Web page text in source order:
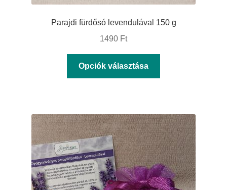
Parajdi fürdősó levendulával 150 g
1490 Ft
Opciók választása
variációja
van.
A
változatok
a
termékoldalon